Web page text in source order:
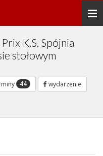
K.S. Spójnia
stołowym
44
wydarzenie